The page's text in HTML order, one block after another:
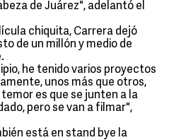
de Juárez", adelantó el
chiquita, Carrera dejó
de un millón y medio de
he tenido varios proyectos
unos más que otros,
es que se junten a la
pero se van a filmar",
está en stand bye la